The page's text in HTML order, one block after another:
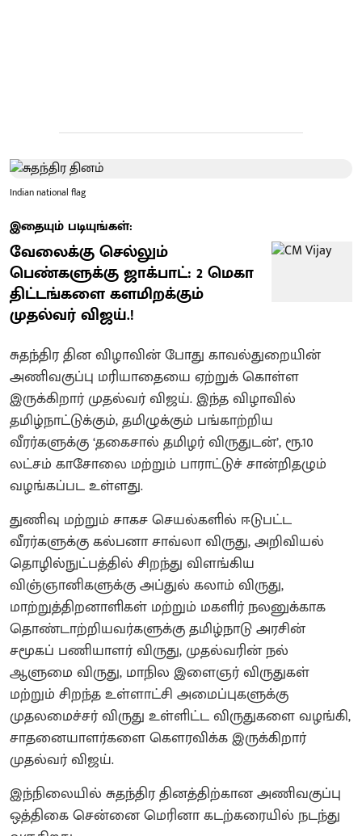
Indian national flag
இதையும் படியுங்கள்:
வேலைக்கு செல்லும்
பெண்களுக்கு ஜாக்பாட்: 2 மெகா
திட்டங்களை களமிறக்கும்
முதல்வர் விஜய்.!
சுதந்திர தின விழாவின் போது காவல்துறையின்
அணிவகுப்பு மரியாதையை ஏற்றுக் கொள்ள
இருக்கிறார் முதல்வர் விஜய். இந்த விழாவில்
தமிழ்நாட்டுக்கும், தமிழுக்கும் பங்காற்றிய
வீரர்களுக்கு ‘தகைசால் தமிழர் விருதுடன்’, ரூ.10
லட்சம் காசோலை மற்றும் பாராட்டுச் சான்றிதழும்
வழங்கப்பட உள்ளது.
துணிவு மற்றும் சாகச செயல்களில் ஈடுபட்ட
வீரர்களுக்கு கல்பனா சாவ்லா விருது, அறிவியல்
தொழில்நுட்பத்தில் சிறந்து விளங்கிய
விஞ்ஞானிகளுக்கு அப்துல் கலாம் விருது,
மாற்றுத்திறனாளிகள் மற்றும் மகளிர் நலனுக்காக
தொண்டாற்றியவர்களுக்கு தமிழ்நாடு அரசின்
சமூகப் பணியாளர் விருது, முதல்வரின் நல்
ஆளுமை விருது, மாநில இளைஞர் விருதுகள்
மற்றும் சிறந்த உள்ளாட்சி அமைப்புகளுக்கு
முதலமைச்சர் விருது உள்ளிட்ட விருதுகளை வழங்கி,
சாதனையாளர்களை கௌரவிக்க இருக்கிறார்
முதல்வர் விஜய்.
இந்நிலையில் சுதந்திர தினத்திற்கான அணிவகுப்பு
ஒத்திகை சென்னை மெரினா கடற்கரையில் நடந்து